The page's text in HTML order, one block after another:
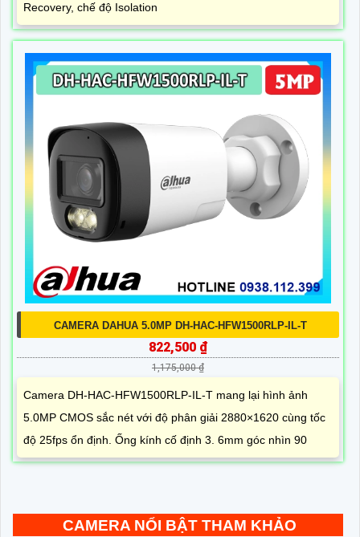
Recovery, chế độ Isolation
CAMERA DAHUA 5.0MP DH-HAC-HFW1500RLP-IL-T
822,500 ₫
1,175,000 ₫
Camera DH-HAC-HFW1500RLP-IL-T mang lại hình ảnh
5.0MP CMOS sắc nét với độ phân giải 2880×1620 cùng tốc
độ 25fps ổn định. Ống kính cố định 3. 6mm góc nhìn 90
CAMERA NỔI BẬT THAM KHẢO